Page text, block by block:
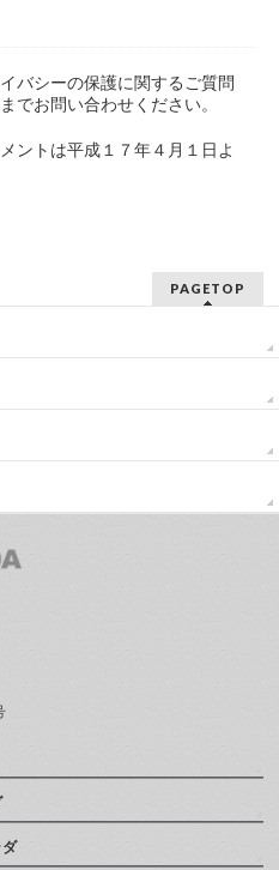
バシーの保護に関するご質問
でお問い合わせください。
ントは平成１７年４月１日よ
PAGETOP
ダ